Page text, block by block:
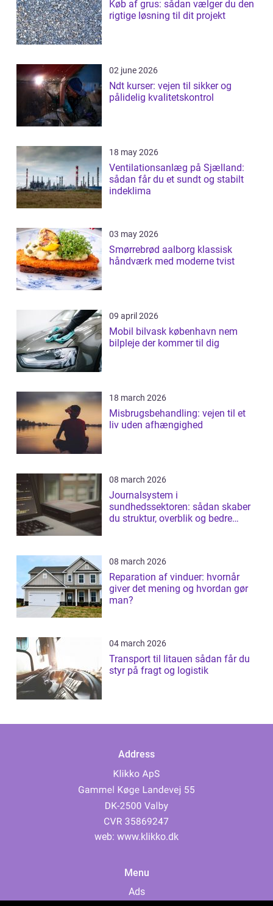
Køb af grus: sådan vælger du den
rigtige løsning til dit projekt
02 june 2026
Ndt kurser: vejen til sikker og
pålidelig kvalitetskontrol
18 may 2026
Ventilationsanlæg på Sjælland:
sådan får du et sundt og stabilt
indeklima
03 may 2026
Smørrebrød aalborg klassisk
håndværk med moderne tvist
09 april 2026
Mobil bilvask københavn nem
bilpleje der kommer til dig
18 march 2026
Misbrugsbehandling: vejen til et
liv uden afhængighed
08 march 2026
Journalsystem i
sundhedssektoren: sådan skaber
du struktur, overblik og bedre
08 march 2026
Reparation af vinduer: hvornår
giver det mening og hvordan gør
man?
04 march 2026
Transport til litauen sådan får du
styr på fragt og logistik
Address
web: www.klikko.dk
Menu
Ads